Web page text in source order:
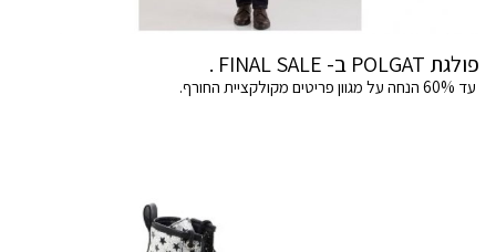
פולגת POLGAT ב- FINAL SALE .
עד 60% הנחה על מגוון פריטים מקולקציית החורף.